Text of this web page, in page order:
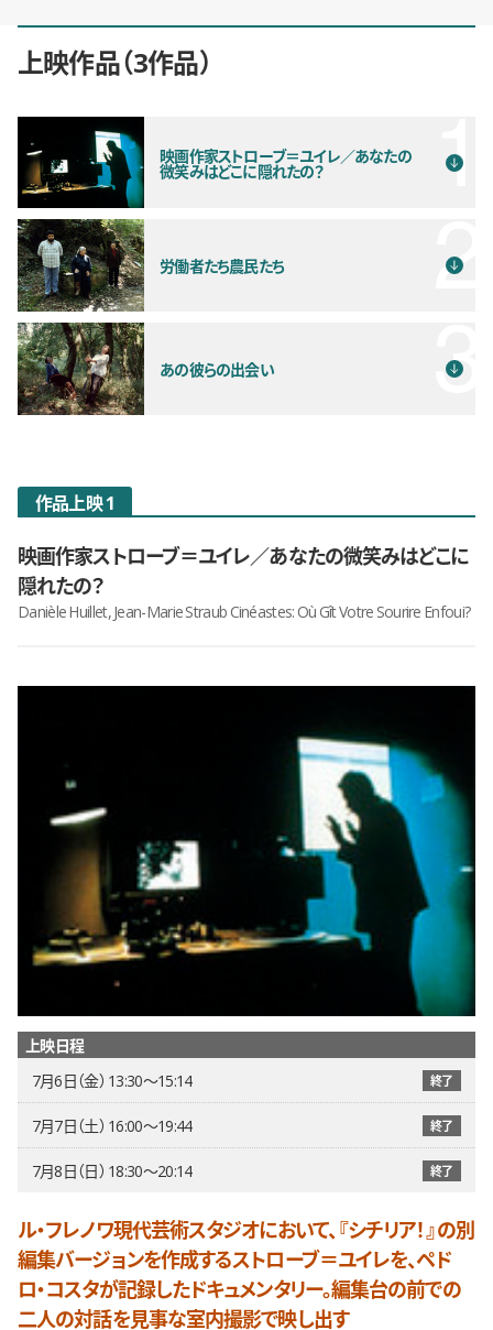
上映作品 3作品
映画作家ストローブ＝ユイレ／あなたの
微笑みはどこに隠れたの？
労働者たち農民たち
あの彼らの出会い
作品上映 1
映画作家ストローブ＝ユイレ／あなたの微笑みはどこに
隠れたの？
Danièle Huillet, Jean-Marie Straub Cinéastes: Où Gît Votre Sourire Enfoui?
上映日程
7月6日（金） 13:30〜15:14
終了
7月7日（土） 16:00〜19:44 終了
7月8日（日） 18:30〜20:14 終了
ル・フレノワ現代芸術スタジオにおいて、『シチリア！』の別
編集バージョンを作成するストローブ＝ユイレを、ペド
ロ・コスタが記録したドキュメンタリー。編集台の前での
二人の対話を見事な室内撮影で映し出す